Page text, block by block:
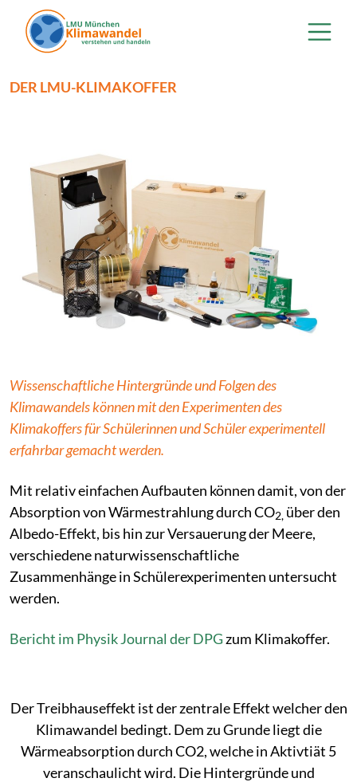
Direkt zum Inhalt
DER LMU-KLIMAKOFFER
Wissenschaftliche Hintergründe und Folgen des
Klimawandels können mit den Experimenten des
Klimakoffers für Schülerinnen und Schüler experimentell
erfahrbar gemacht werden.
Mit relativ einfachen Aufbauten können damit, von der
Absorption von Wärmestrahlung durch CO2, über den
Albedo-Effekt, bis hin zur Versauerung der Meere,
verschiedene naturwissenschaftliche
Zusammenhänge in Schülerexperimenten untersucht
werden.
Bericht im Physik Journal der DPGzum Klimakoffer.
Der Treibhauseffekt ist der zentrale Effekt welcher den
Klimawandel bedingt. Dem zu Grunde liegt die
Wärmeabsorption durch CO2, welche in Aktivtiät 5
veranschaulicht wird. Die Hintergründe und